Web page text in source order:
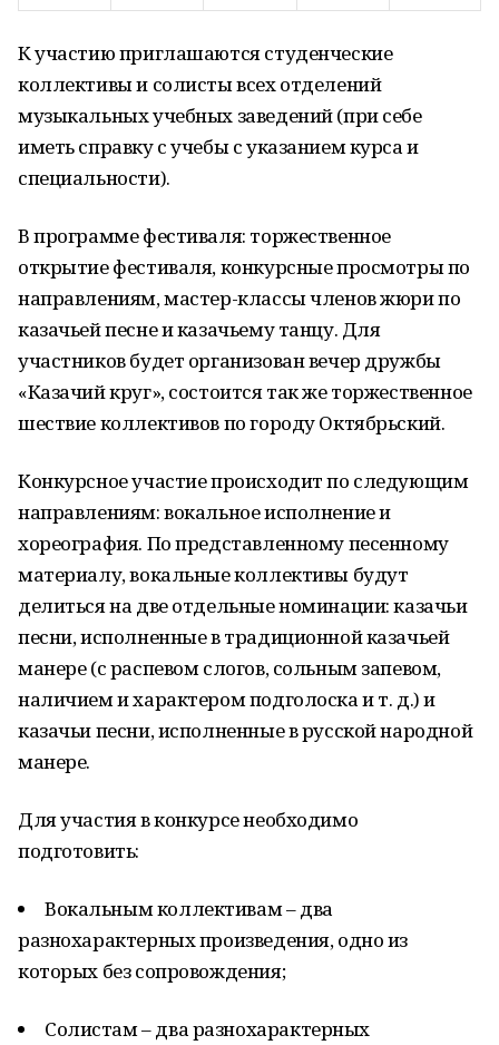
К участию приглашаются студенческие
коллективы и солисты всех отделений
музыкальных учебных заведений (при себе
иметь справку с учебы с указанием курса и
специальности).
В программе фестиваля: торжественное
открытие фестиваля, конкурсные просмотры по
направлениям, мастер-классы членов жюри по
казачьей песне и казачьему танцу. Для
участников будет организован вечер дружбы
«Казачий круг», состоится так же торжественное
шествие коллективов по городу Октябрьский.
Конкурсное участие происходит по следующим
направлениям: вокальное исполнение и
хореография. По представленному песенному
материалу, вокальные коллективы будут
делиться на две отдельные номинации: казачьи
песни, исполненные в традиционной казачьей
манере (с распевом слогов, сольным запевом,
наличием и характером подголоска и т. д.) и
казачьи песни, исполненные в русской народной
манере.
Для участия в конкурсе необходимо
подготовить:
Вокальным коллективам – два
разнохарактерных произведения, одно из
которых без сопровождения;
Солистам – два разнохарактерных